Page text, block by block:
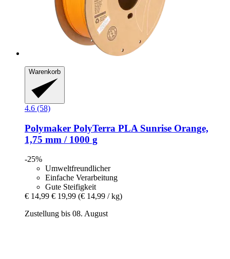
Warenkorb
4.6 (58)
Polymaker PolyTerra PLA Sunrise Orange,
1,75 mm / 1000 g
-25%
Umweltfreundlicher
Einfache Verarbeitung
Gute Steifigkeit
€ 14,99 € 19,99 (€ 14,99 / kg)
Zustellung bis 08. August